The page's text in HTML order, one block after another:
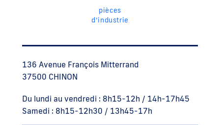
pièces
d’industrie
136 Avenue François Mitterrand
37500 CHINON
Du lundi au vendredi : 8h15-12h / 14h-17h45
Samedi : 8h15-12h30 / 13h45-17h